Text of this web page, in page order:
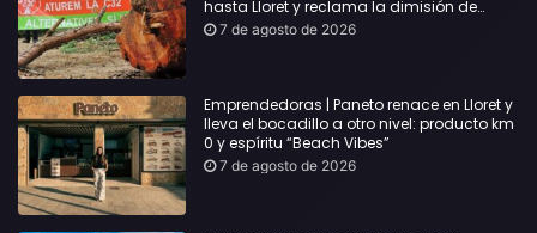
hasta Lloret y reclama la dimisión de
Sílvia Paneque
7 de agosto de 2026
Emprendedoras | Paneto renace en Lloret y
lleva el bocadillo a otro nivel: producto km
0 y espíritu “Beach Vibes”
7 de agosto de 2026